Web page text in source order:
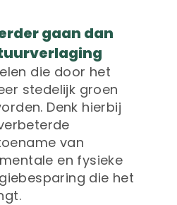
gaan dan
die door het
stedelijk groen
Denk hierbij
van
en fysieke
die het